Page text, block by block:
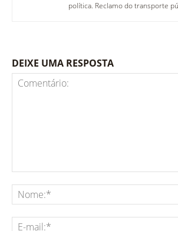
política. Reclamo do transporte
DEIXE UMA RESPOSTA